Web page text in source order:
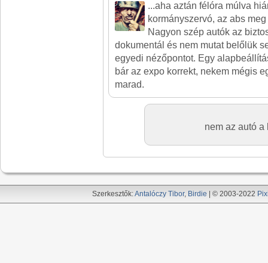
...aha aztán félóra múlva
kormányszervó, az abs
Nagyon szép autók az
dokumentál és nem mutat belőlük
egyedi nézőpontot. Egy
bár az expo korrekt, nekem mégis
marad.
nem az autó a
Szerkesztők:Antalóczy Tibor, Birdie | © 2003-2022